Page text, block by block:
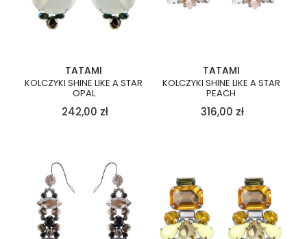
TATAMI
KOLCZYKI SHINE LIKE A STAR
OPAL
242,00 zł
TATAMI
KOLCZYKI SHINE LIKE A STAR
PEACH
316,00 zł